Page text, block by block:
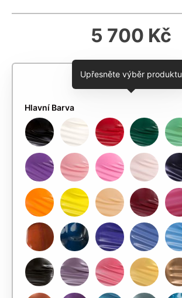
5 700 Kč
Upřesněte výběr produktu
Hlavní Barva